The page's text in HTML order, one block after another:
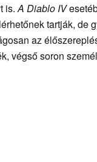
is.A Diablo IV
tartják, de
az
végső soron